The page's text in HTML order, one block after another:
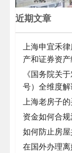
近期文章
上海申宜禾
产和证券资
《国务院关
号）全维度解
上海老房子
资金如何合
如何防止房
在国外办理